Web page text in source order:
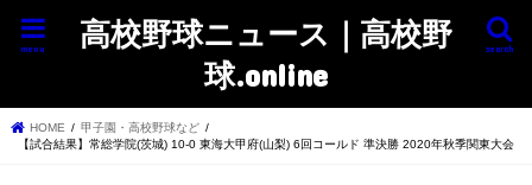
高校野球ニュース｜高校野
球.online
search
menu
HOME
甲子園・高校野球など
【試合結果】常総学院(茨城) 10-0 東海大甲府(山梨) 6回コールド 準決勝 2020年秋季関東大会